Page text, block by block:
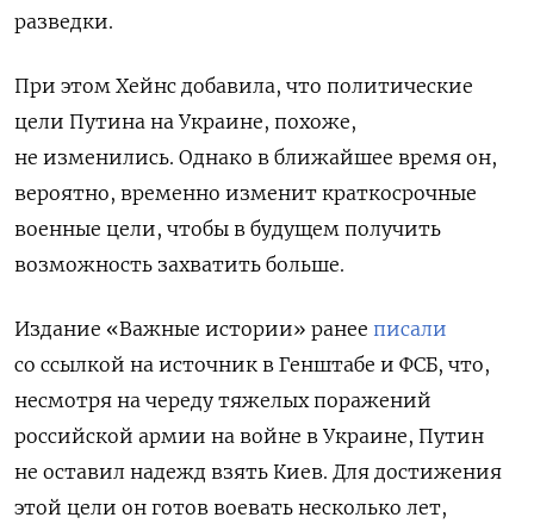
разведки.
При этом Хейнс добавила, что политические
цели Путина на Украине, похоже,
не изменились. Однако в ближайшее время он,
вероятно, временно изменит краткосрочные
военные цели, чтобы в будущем получить
возможность захватить больше.
Издание «Важные истории» ранее писали
со ссылкой на источник в Генштабе и ФСБ, что,
несмотря на череду тяжелых поражений
российской армии на войне в Украине, Путин
не оставил надежд взять Киев. Для достижения
этой цели он готов воевать несколько лет,